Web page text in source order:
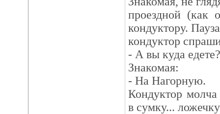
проездной (как
кондуктору.
кондуктор
- А вы куда едете?
Знакомая:
- На Нагорную.
Кондуктор молча
в сумку...